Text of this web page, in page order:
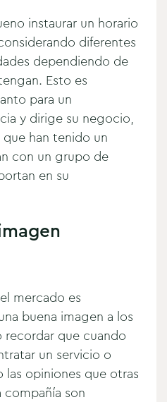
instaurar un horario
diferentes
dependiendo de
Esto es
para un
y dirige su negocio,
han tenido un
con un grupo de
en su
mercado es
buena imagen a los
recordar que cuando
un servicio o
opiniones que otras
compañía son